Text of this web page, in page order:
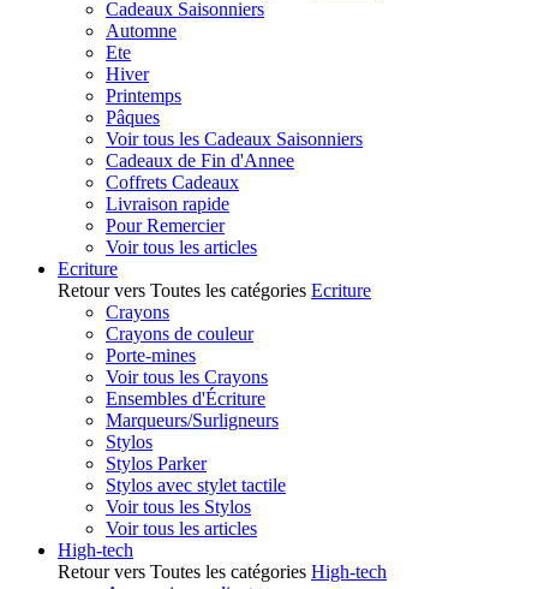
Cadeaux Saisonniers
Automne
Ete
Hiver
Printemps
Pâques
Voir tous les Cadeaux Saisonniers
Cadeaux de Fin d'Annee
Coffrets Cadeaux
Livraison rapide
Pour Remercier
Voir tous les articles
Ecriture
Retour vers Toutes les catégories Ecriture
Crayons
Crayons de couleur
Porte-mines
Voir tous les Crayons
Ensembles d'Écriture
Marqueurs/Surligneurs
Stylos
Stylos Parker
Stylos avec stylet tactile
Voir tous les Stylos
Voir tous les articles
High-tech
Retour vers Toutes les catégories High-tech